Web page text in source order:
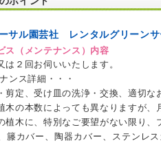
ーサル園芸社 レンタルグリーンサ
ス（メンテナンス）内容
は２回お伺いいたします。
ンス詳細・・・
剪定、受け皿の洗浄・交換、適切な
木の本数によっても異なりますが、
植木に、特別なご要望がない限り
籐カバー、陶器カバー、ステンレ